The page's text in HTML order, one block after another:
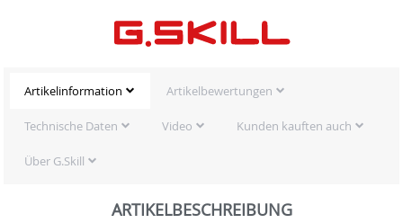
Artikelinformation Artikelbewertungen
Technische Daten Video Kunden kauften auch
Über G.Skill
ARTIKELBESCHREIBUNG